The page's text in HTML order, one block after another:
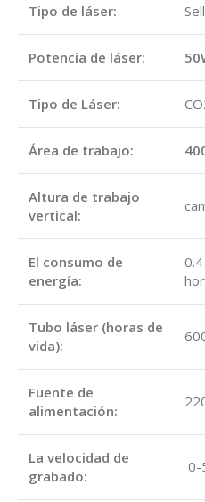
Tipo de láser:
Potencia de láser:
Tipo de Láser:
Área de trabajo:
Altura de trabajo
vertical:
El consumo de
energía:
Tubo láser (horas de
vida):
Fuente de
alimentación:
La velocidad de
grabado:
0-